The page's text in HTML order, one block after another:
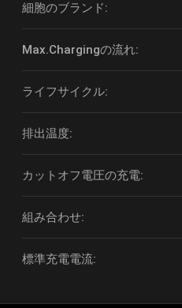
細胞のブランド:
Max.Chargingの流れ:
ライフサイクル:
排出温度:
カットオフ電圧の充電:
組み合わせ:
標準充電電流: